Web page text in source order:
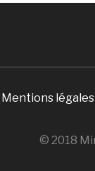
Mentions légales
© 2018